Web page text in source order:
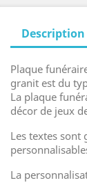
Description
Plaque
granit est du
La plaque
décor de jeux
Les textes sont
La